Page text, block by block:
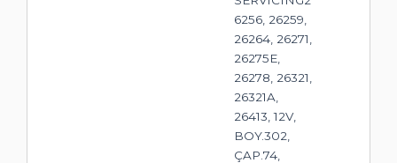
6256, 26259,
26264, 26271,
26275E,
26278, 26321,
26321A,
26413, 12V,
BOY.302,
ÇAP.74,